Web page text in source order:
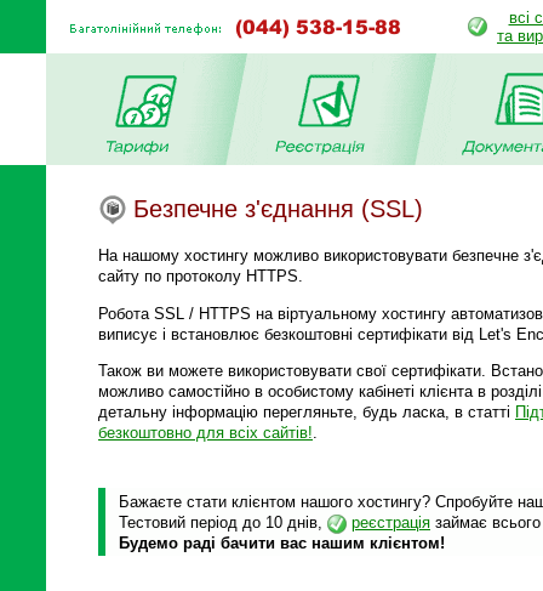
всі
та
Безпечне з'єднання (SSL)
На нашому хостингу можливо використовувати безпечне
сайту по протоколу HTTPS.
Робота SSL / HTTPS на віртуальному хостингу
виписує і встановлює безкоштовні сертифікати від Let's
Також ви можете використовувати свої сертифікати.
можливо самостійно в особистому кабінеті клієнта в
детальну інформацію перегляньте, будь ласка, в статті
безкоштовно для всіх сайтів!.
Бажаєте стати клієнтом нашого хостингу? Спробуйте
Тестовий період до 10 днів,
реєстрація займає
Будемо раді бачити вас нашим клієнтом!